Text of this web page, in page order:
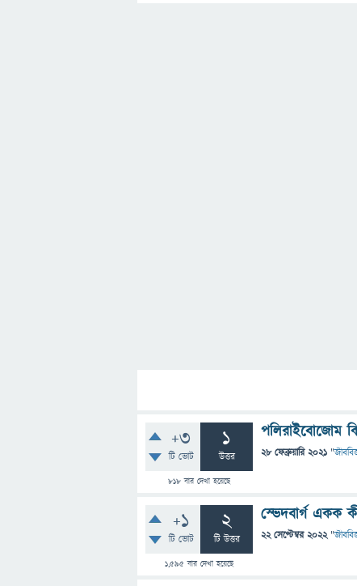
+3
টি ভোট
1
উত্তর
818 বার দেখা হয়েছে
পলিরাইবোজোম
28 ফেব্রুয়ারি 2021 "
+1
টি ভোট
2
টি উত্তর
1,595 বার দেখা হয়েছে
স্ভেদবার্গ একক
22 সেপ্টেম্বর 2022 "